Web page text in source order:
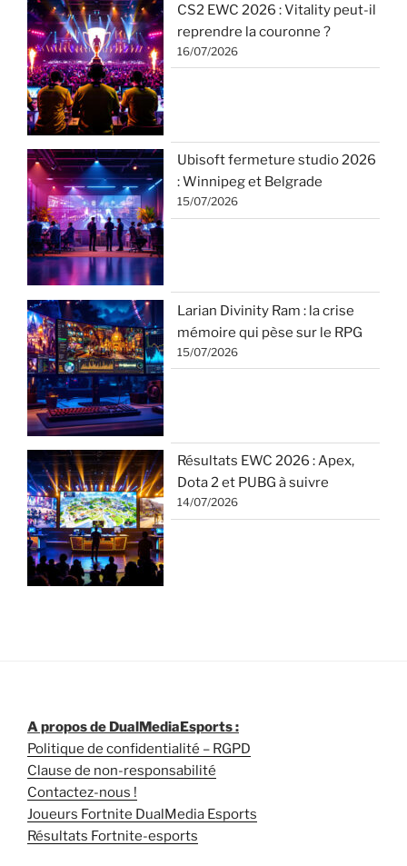
CS2 EWC 2026 : Vitality peut-il
reprendre la couronne ?
16/07/2026
Ubisoft fermeture studio 2026
: Winnipeg et Belgrade
15/07/2026
Larian Divinity Ram : la crise
mémoire qui pèse sur le RPG
15/07/2026
Résultats EWC 2026 : Apex,
Dota 2 et PUBG à suivre
14/07/2026
A propos de DualMediaEsports :
Politique de confidentialité – RGPD
Clause de non-responsabilité
Contactez-nous !
Joueurs Fortnite DualMedia Esports
Résultats Fortnite-esports